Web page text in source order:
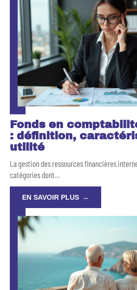
Fonds en
: définition,
utilité
La gestion des ressources financières
catégories dont…
EN SAVOIR PLUS